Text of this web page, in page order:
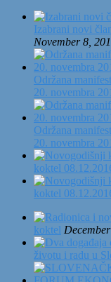
Izabrani novi
November 8,
Održana
20. novembra
Održana
20. novembra
koktel
koktel
koktel
životu i radu u